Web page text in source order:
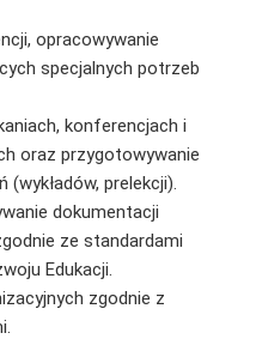
opracowywanie
specjalnych potrzeb
konferencjach i
oraz przygotowywanie
prelekcji).
dokumentacji
ze standardami
Edukacji.
zgodnie z